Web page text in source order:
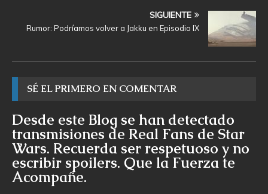
SIGUIENTE
Rumor: Podríamos volver a Jakku en Episodio IX
SÉ EL PRIMERO EN COMENTAR
Desde este Blog se han detectado
transmisiones de Real Fans de Star
Wars. Recuerda ser respetuoso y no
escribir spoilers. Que la Fuerza te
Acompañe.